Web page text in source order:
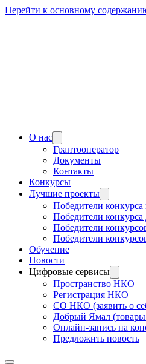
Перейти к основному
О нас
Грантооператор
Документы
Контакты
Конкурсы
Лучшие проекты
Победители конкурса
Победители
Победители
Победители
Обучение
Новости
Цифровые сервисы
Пространство НКО
Регистрация НКО
СО НКО (заявить о
Добрый Ямал
Онлайн-запись на
Предложить новость